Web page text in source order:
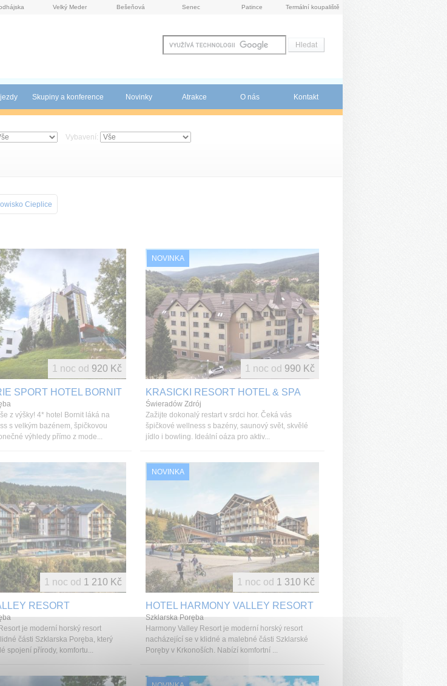
Velký Meder Bešeňová Senec Patince Termální koupaliště
Skupiny a konference Novinky Atrakce O nás Kontakt
Vybavení:
Cieplice
SPORT HOTEL BORNIT
z výšky! 4* hotel Bornit láká na
s velkým bazénem, špičkovou
výhledy přímo z mode...
1 noc od 920 Kč
NOVINKA
KRASICKI RESORT HOTEL & SPA
Świeradów Zdrój
Zažijte dokonalý restart v srdci hor. Čeká vás
špičkové wellness s bazény, saunový svět, skvělé
jídlo i bowling. Ideální oáza pro aktiv...
1 noc od 990 Kč
RESORT
je moderní horský resort
části Szklarska Poręba, který
spojení přírody, komfortu...
1 noc od 1 210 Kč
NOVINKA
HOTEL HARMONY VALLEY RESORT
Szklarska Poręba
Harmony Valley Resort je moderní horský resort
nacházející se v klidné a malebné části Szklarské
Poręby v Krkonoších. Nabízí komfortní ...
1 noc od 1 310 Kč